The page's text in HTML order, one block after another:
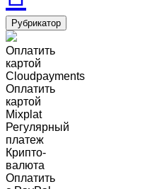
Рубрикатор
Оплатить
картой
Cloudpayments
Оплатить
картой
Mixplat
Регулярный
платеж
Крипто-
валюта
Оплатить